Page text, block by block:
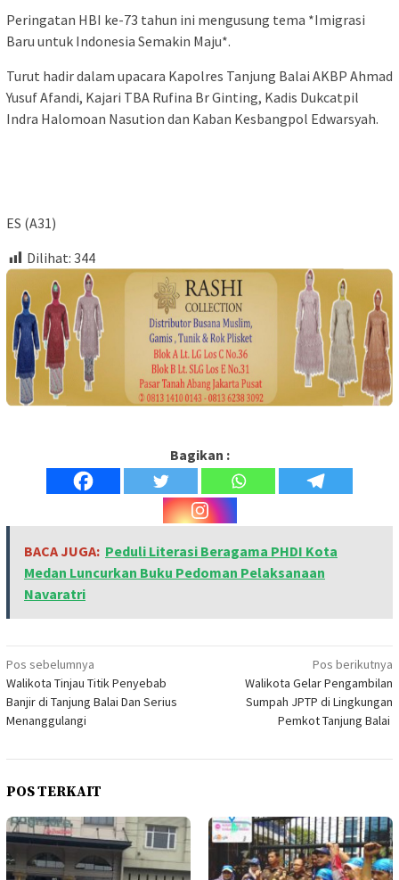
Peringatan HBI ke-73 tahun ini mengusung tema *Imigrasi
Baru untuk Indonesia Semakin Maju*.
Turut hadir dalam upacara Kapolres Tanjung Balai AKBP Ahmad
Yusuf Afandi, Kajari TBA Rufina Br Ginting, Kadis Dukcatpil
Indra Halomoan Nasution dan Kaban Kesbangpol Edwarsyah.
ES (A31)
Dilihat: 344
Bagikan :
BACA JUGA: Peduli Literasi Beragama PHDI Kota
Medan Luncurkan Buku Pedoman Pelaksanaan
Navaratri
Navigasi
pos
Pos sebelumnya
Walikota Tinjau Titik Penyebab
Banjir di Tanjung Balai Dan Serius
Menanggulangi
Pos berikutnya
Walikota Gelar Pengambilan
Sumpah JPTP di Lingkungan
Pemkot Tanjung Balai
POS TERKAIT